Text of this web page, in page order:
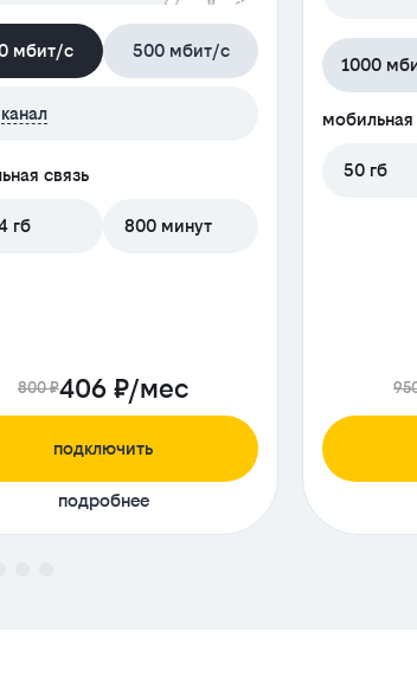
мбит/с 500 мбит/с
канал
связь
гб 800 минут
800 ₽406 ₽/мес
подключить
подробнее
1000
мобильная
50 гб